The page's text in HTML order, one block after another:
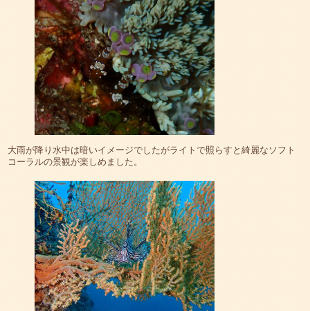
大雨が降り水中は暗いイメージでしたがライトで照らすと綺麗なソフト
コーラルの景観が楽しめました。